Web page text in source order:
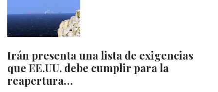
Irán presenta una lista de exigencias
que EE.UU. debe cumplir para la
reapertura…